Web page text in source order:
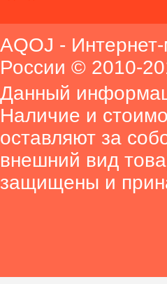
AQOJ -
России © 2010-
Данный
Наличие и
оставляют за
внешний вид
защищены и